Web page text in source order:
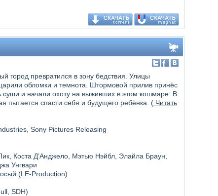
город превратился в зону бедствия. Улицы
обломки и темнота. Штормовой прилив принёс
суши и начали охоту на выживших в этом кошмаре. В
спасти себя и будущего ребёнка. (Читать
Sony Pictures Releasing
Коста Д’Анджело, Мэтью Нэйбл, Элайла Браун,
Унгвари
(LE-Production)
SDH)